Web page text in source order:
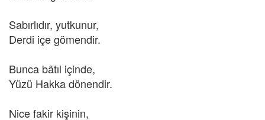
Sabırlıdır, yutkunur,
Derdi içe gömendir.
Bunca bâtıl içinde,
Yüzü Hakka dönendir.
Nice fakir kişinin,